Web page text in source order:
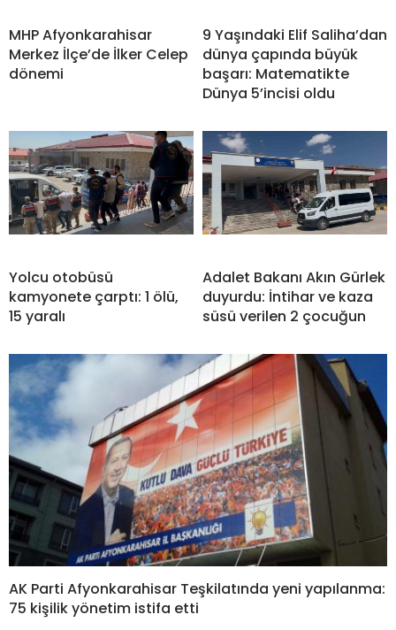
MHP Afyonkarahisar
Merkez İlçe’de İlker Celep
dönemi
9 Yaşındaki Elif Saliha’dan
dünya çapında büyük
başarı: Matematikte
Dünya 5’incisi oldu
Yolcu otobüsü
kamyonete çarptı: 1 ölü,
15 yaralı
Adalet Bakanı Akın Gürlek
duyurdu: İntihar ve kaza
süsü verilen 2 çocuğun
AK Parti Afyonkarahisar Teşkilatında yeni yapılanma:
75 kişilik yönetim istifa etti